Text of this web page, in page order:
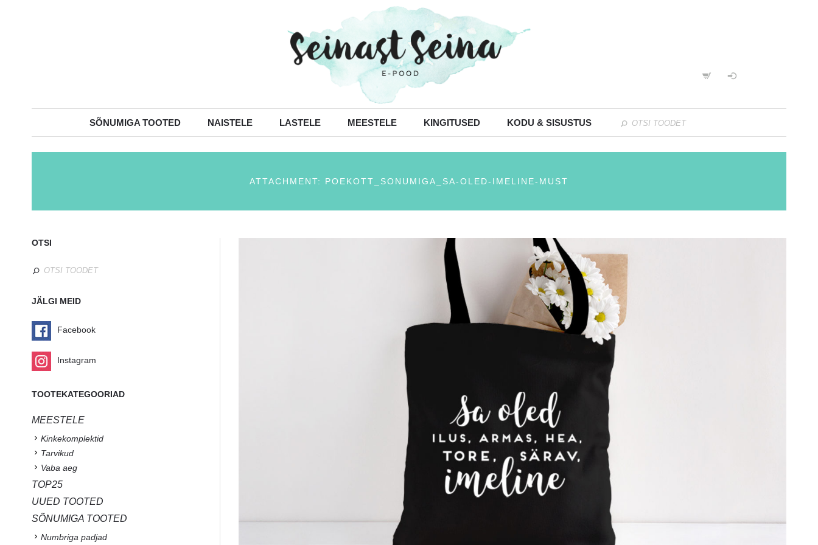
SÕNUMIGA TOOTED NAISTELE LASTELE MEESTELE KINGITUSED KODU & SISUSTUS
ATTACHMENT: POEKOTT_SONUMIGA_SA-OLED-IMELINE-MUST
OTSI
JÄLGI MEID
Facebook
Instagram
TOOTEKATEGOORIAD
MEESTELE
Kinkekomplektid
Tarvikud
Vaba aeg
TOP25
UUED TOOTED
SÕNUMIGA TOOTED
Numbriga padjad